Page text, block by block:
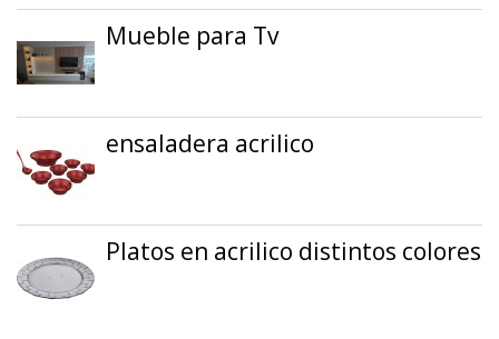
Mueble para Tv
ensaladera acrilico
Platos en acrilico distintos colores